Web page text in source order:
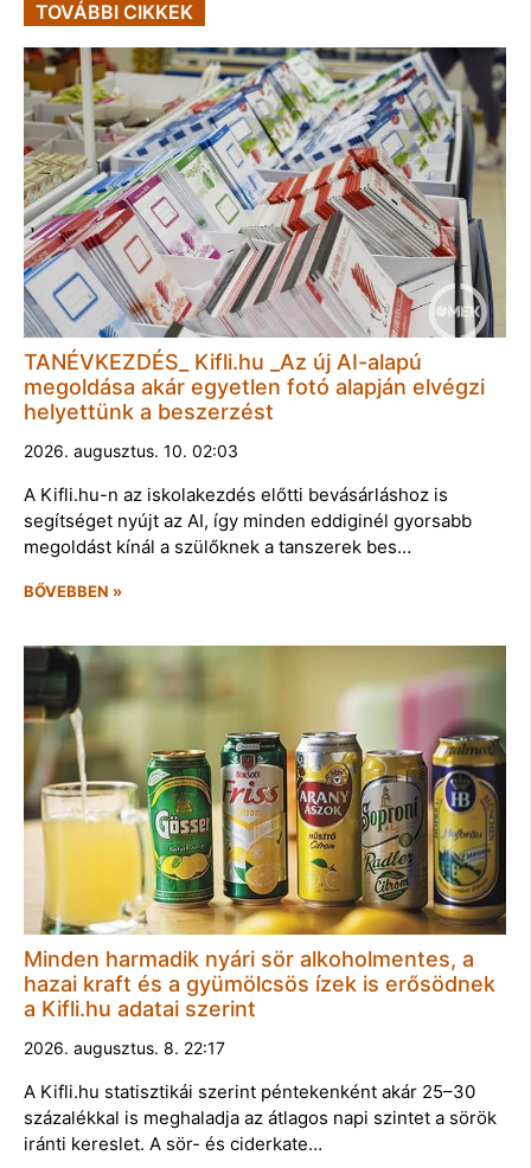
TOVÁBBI CIKKEK
TANÉVKEZDÉS_ Kifli.hu _Az új AI-alapú
megoldása akár egyetlen fotó alapján elvégzi
helyettünk a beszerzést
2026. augusztus. 10. 02:03
A Kifli.hu-n az iskolakezdés előtti bevásárláshoz is
segítséget nyújt az AI, így minden eddiginél gyorsabb
megoldást kínál a szülőknek a tanszerek bes…
BŐVEBBEN »
Minden harmadik nyári sör alkoholmentes, a
hazai kraft és a gyümölcsös ízek is erősödnek
a Kifli.hu adatai szerint
2026. augusztus. 8. 22:17
A Kifli.hu statisztikái szerint péntekenként akár 25–30
százalékkal is meghaladja az átlagos napi szintet a sörök
iránti kereslet. A sör- és ciderkate…